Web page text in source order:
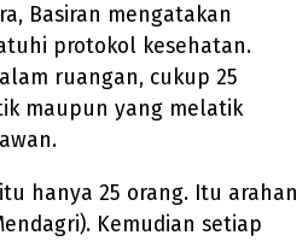
Basiran mengatakan
protokol kesehatan.
ruangan, cukup 25
maupun yang melatik
hanya 25 orang. Itu arahan
Kemudian setiap